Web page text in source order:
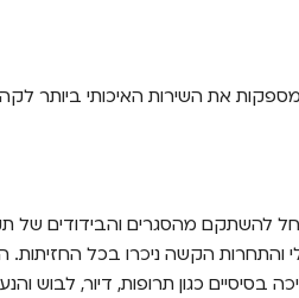
מספקות את השירות האיכותי ביותר
להשתקם מהסגרים והבידודים של
הקשה ניכרו בכל החזיתות.
בסיסיים כגון תרופות, דיור, לבוש